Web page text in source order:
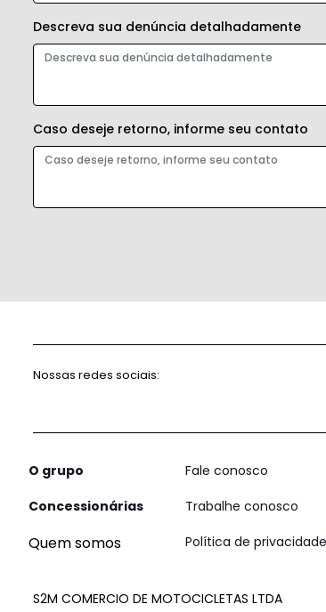
Descreva sua denúncia detalhadamente
Caso deseje retorno, informe seu contato
Nossas redes sociais:
O grupo
Concessionárias
Quem somos
Fale conosco
Trabalhe conosco
Política de privacidade
S2M COMERCIO DE MOTOCICLETAS LTDA